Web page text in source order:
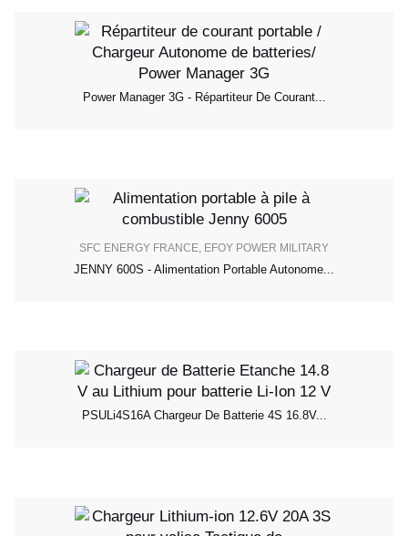
Power Manager 3G - Répartiteur De Courant...
SFC ENERGY FRANCE, EFOY POWER MILITARY
JENNY 600S - Alimentation Portable Autonome...
PSULi4S16A Chargeur De Batterie 4S 16.8V...